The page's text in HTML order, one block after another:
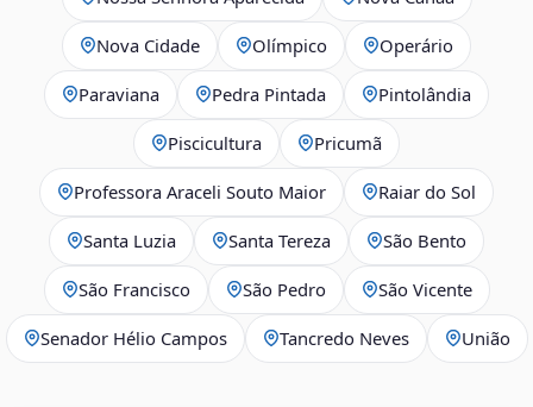
Nova Cidade Olímpico Operário
Paraviana Pedra Pintada Pintolândia
Piscicultura Pricumã
Professora Araceli Souto Maior Raiar do Sol
Santa Luzia Santa Tereza São Bento
São Francisco São Pedro São Vicente
Senador Hélio Campos Tancredo Neves União